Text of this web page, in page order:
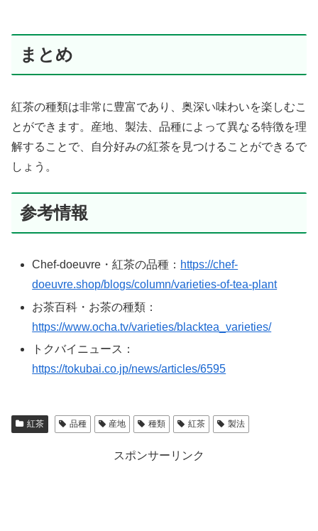
まとめ
紅茶の種類は非常に豊富であり、奥深い味わいを楽しむこ
とができます。産地、製法、品種によって異なる特徴を理
解することで、自分好みの紅茶を見つけることができるで
しょう。
参考情報
Chef-doeuvre・紅茶の品種： https://chef-
doeuvre.shop/blogs/column/varieties-of-tea-plant
お茶百科・お茶の種類：
https://www.ocha.tv/varieties/blacktea_varieties/
トクバイニュース：
https://tokubai.co.jp/news/articles/6595
紅茶 品種 産地 種類 紅茶 製法
スポンサーリンク